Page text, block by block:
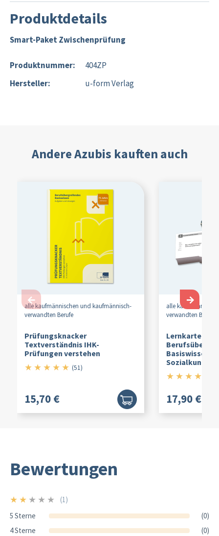
Produktdetails
Smart-Paket Zwischenprüfung
Produktnummer:
Hersteller:
404ZP
u-form Verlag
Andere Azubis kauften auch
alle kaufmännischen und kaufmännisch-
verwandten Berufe
Prüfungsknacker
Textverständnis IHK-
Prüfungen verstehen
★ ★ ★ ★ ★5/5
(51)
15,70 €
alle
verwandten Berufe
Lernkarten
Basiswissen
Sozialkunde
★ ★ ★ ★
17,90 €
← →
Bewertungen
★ ★ ★ ★ ★ 2/5
(1)
5 Sterne
(0)
4 Sterne
(0)